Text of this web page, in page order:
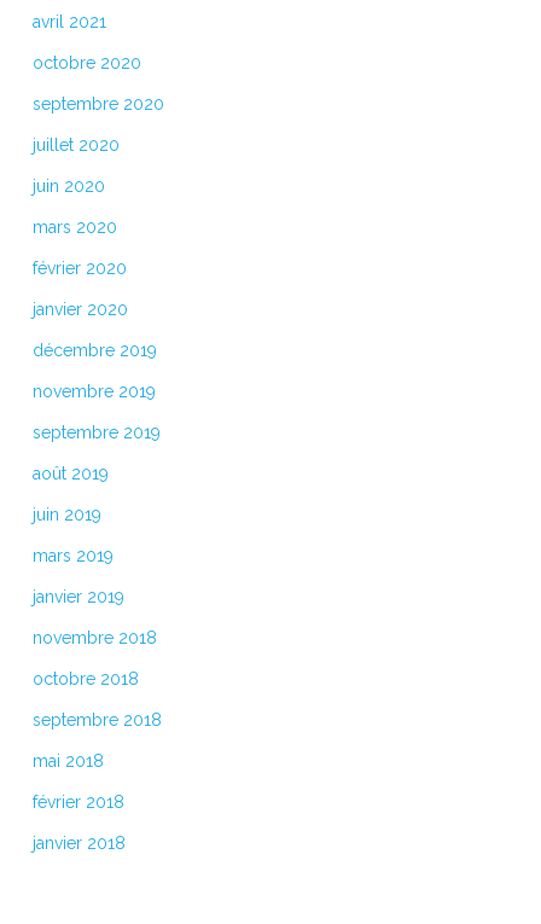
avril 2021
octobre 2020
septembre 2020
juillet 2020
juin 2020
mars 2020
février 2020
janvier 2020
décembre 2019
novembre 2019
septembre 2019
août 2019
juin 2019
mars 2019
janvier 2019
novembre 2018
octobre 2018
septembre 2018
mai 2018
février 2018
janvier 2018